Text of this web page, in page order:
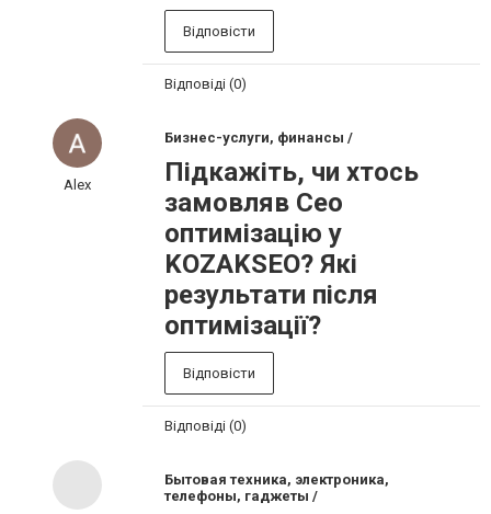
Відповісти
Відповіді (0)
Alex
Бизнес-услуги, финансы /
Підкажіть, чи хтось
замовляв Сео
оптимізацію у
KOZAKSEO? Які
результати після
оптимізації?
Відповісти
Відповіді (0)
Бытовая техника, электроника,
телефоны, гаджеты /